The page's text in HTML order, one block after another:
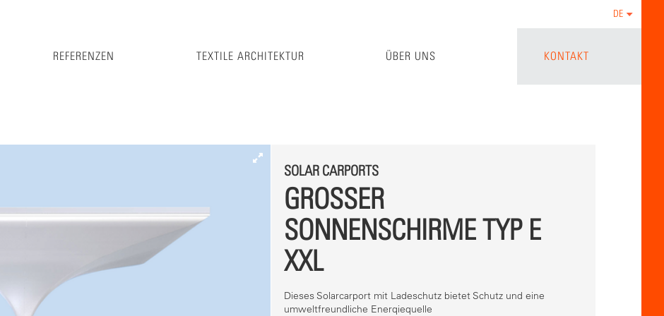
DE
REFERENZEN TEXTILE ARCHITEKTUR ÜBER UNS KONTAKT
SOLAR CARPORTS
GROSSER S
ONNENSCHIRME TYP E X
XL
Dieses Solarcarport mit Ladeschutz bietet Schutz und eine
umweltfreundliche Enerqiequelle